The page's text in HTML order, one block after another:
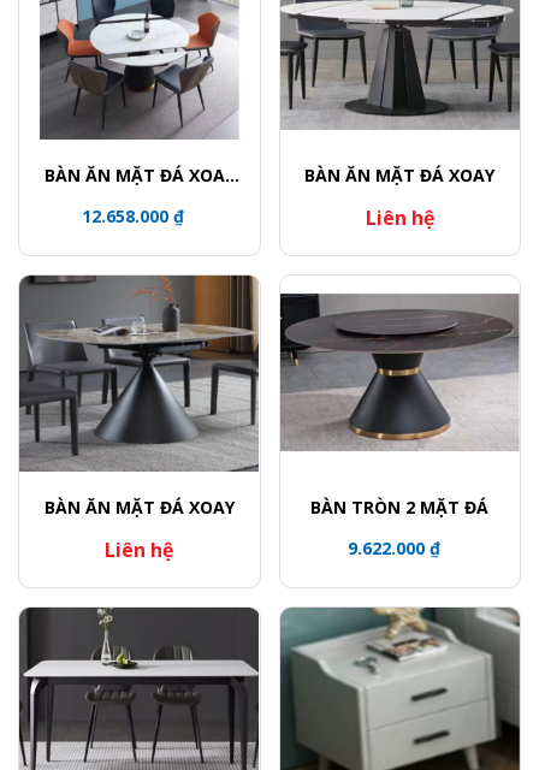
BÀN ĂN MẶT ĐÁ XOAY
TRỤ VIỀN VÀNG
12.658.000 ₫
BÀN ĂN MẶT ĐÁ XOAY
Liên hệ
BÀN ĂN MẶT ĐÁ XOAY
Liên hệ
BÀN TRÒN 2 MẶT ĐÁ
9.622.000 ₫